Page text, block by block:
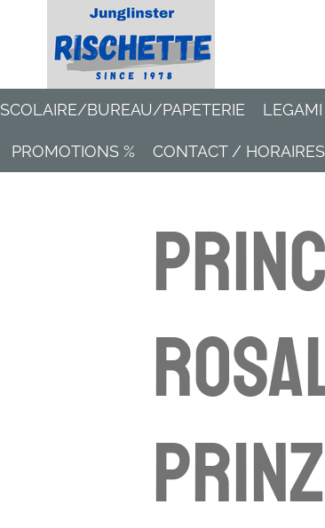
SCOLAIRE/BUREAU/PAPETERIE LEGAMI
PROMOTIONS % CONTACT / HORAIRES